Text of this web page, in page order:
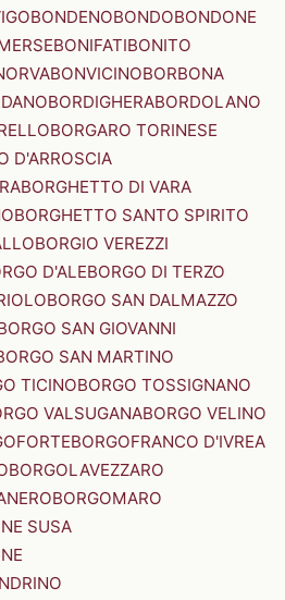
BONDENOBONDOBONDONE
BONIFATIBONITO
BONVICINOBORBONA
BORDIGHERABORDOLANO
BORGARO TORINESE
D'ARROSCIA
BORGHETTO DI VARA
BORGHETTO SANTO SPIRITO
BORGIO VEREZZI
D'ALEBORGO DI TERZO
BORGO SAN DALMAZZO
SAN GIOVANNI
SAN MARTINO
TICINOBORGO TOSSIGNANO
VALSUGANABORGO VELINO
BORGOFRANCO D'IVREA
BORGOLAVEZZARO
BORGOMARO
SUSA